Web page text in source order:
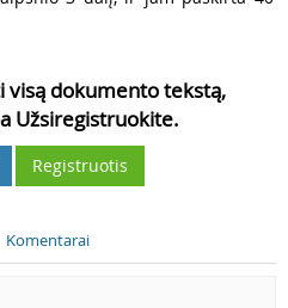
dokumento tekstą,
Užsiregistruokite.
Registruotis
Komentarai